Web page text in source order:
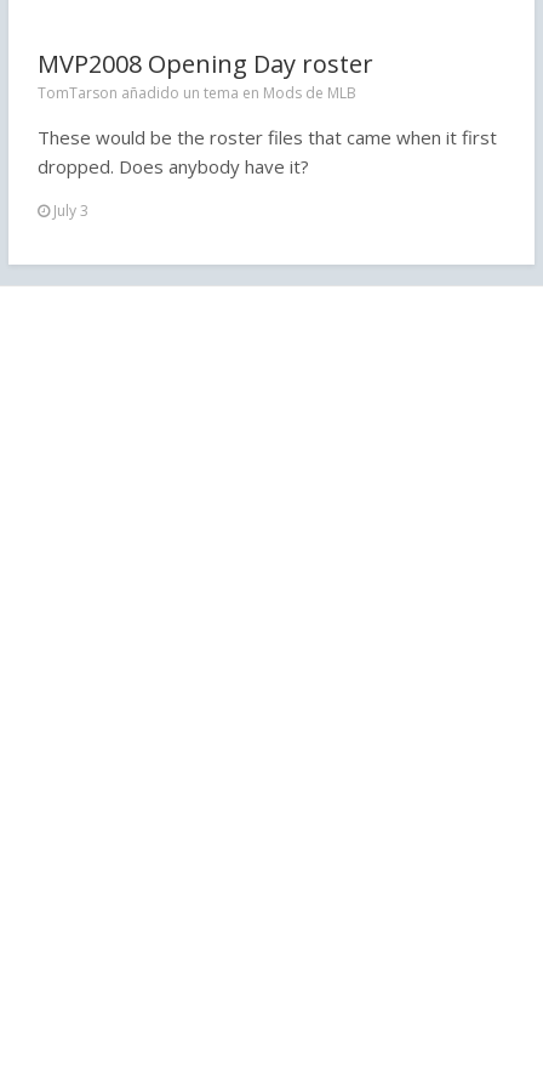
MVP2008 Opening Day roster
TomTarson añadido un tema en Mods de MLB
These would be the roster files that came when it first
dropped. Does anybody have it?
July 3